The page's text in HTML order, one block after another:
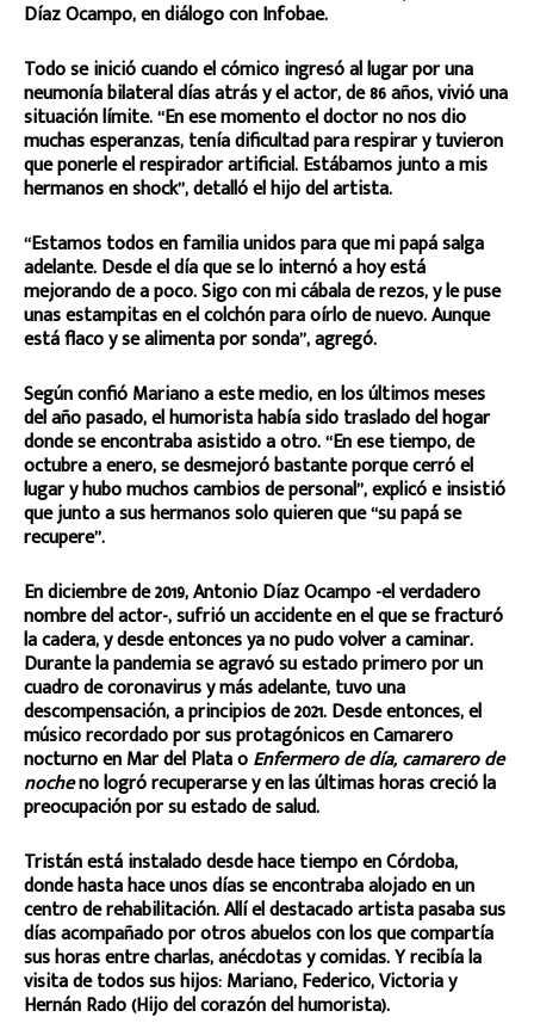
Díaz Ocampo, en diálogo con Infobae.
Todo se inició cuando el cómico ingresó al lugar por una
neumonía bilateral días atrás y el actor, de 86 años, vivió una
situación límite. “En ese momento el doctor no nos dio
muchas esperanzas, tenía dificultad para respirar y tuvieron
que ponerle el respirador artificial. Estábamos junto a mis
hermanos en shock”, detalló el hijo del artista.
“Estamos todos en familia unidos para que mi papá salga
adelante. Desde el día que se lo internó a hoy está
mejorando de a poco. Sigo con mi cábala de rezos, y le puse
unas estampitas en el colchón para oírlo de nuevo. Aunque
está flaco y se alimenta por sonda”, agregó.
Según confió Mariano a este medio, en los últimos meses
del año pasado, el humorista había sido traslado del hogar
donde se encontraba asistido a otro. “En ese tiempo, de
octubre a enero, se desmejoró bastante porque cerró el
lugar y hubo muchos cambios de personal”, explicó e insistió
que junto a sus hermanos solo quieren que “su papá se
recupere”.
En diciembre de 2019, Antonio Díaz Ocampo -el verdadero
nombre del actor-, sufrió un accidente en el quese fracturó
la cadera, y desde entonces ya no pudo volver a caminar.
Durante la pandemia se agravó su estado primero por un
cuadro de coronavirus y más adelante, tuvo una
descompensación, a principios de 2021. Desde entonces, el
músico recordado por sus protagónicos en Camarero
nocturno en Mar del Plata oEnfermero de día, camarero de
nocheno logró recuperarse y en las últimas horas creció la
preocupación por su estado de salud.
Tristán está instalado desde hace tiempo en Córdoba,
donde hasta hace unos días se encontraba alojado en un
centro de rehabilitación. Allí el destacado artista pasaba sus
días acompañado por otros abuelos con los que compartía
sus horas entre charlas, anécdotas y comidas. Y recibía la
visita de todos sus hijos: Mariano, Federico, Victoria y
Hernán Rado (Hijo del corazón del humorista).